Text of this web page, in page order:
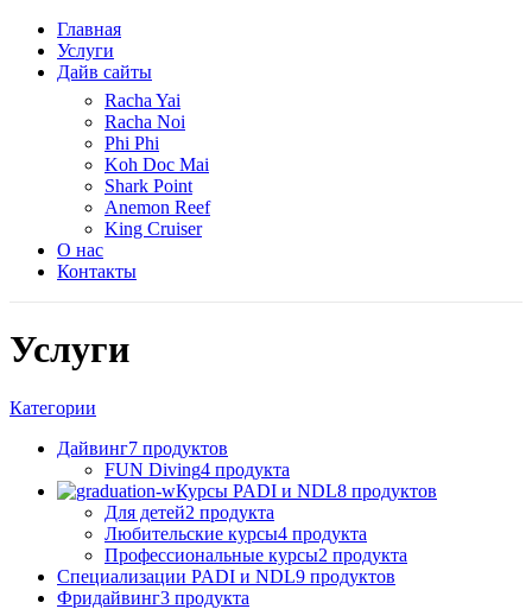
Главная
Услуги
Дайв сайты
Racha Yai
Racha Noi
Phi Phi
Koh Doc Mai
Shark Point
Anemon Reef
King Cruiser
О нас
Контакты
Услуги
Категории
Дайвинг7 продуктов
FUN Diving4 продукта
Курсы PADI и NDL8 продуктов
Для детей2 продукта
Любительские курсы4 продукта
Профессиональные курсы2 продукта
Специализации PADI и NDL9 продуктов
Фридайвинг3 продукта